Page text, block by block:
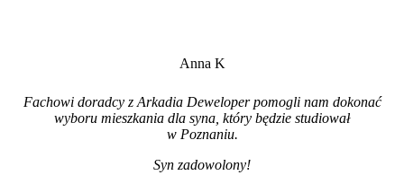
Anna K
Fachowi doradcy z Arkadia Deweloper pomogli nam dokonać
wyboru mieszkania dla syna, który będzie studiował
w Poznaniu.
Syn zadowolony!